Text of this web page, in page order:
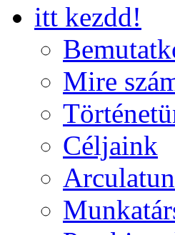
itt kezdd!
Mire
Céljaink